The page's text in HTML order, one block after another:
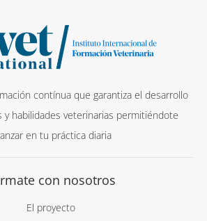
contínua que garantiza el desarrollo
habilidades veterinarias permitiéndote
en tu práctica diaria
con nosotros
El proyecto